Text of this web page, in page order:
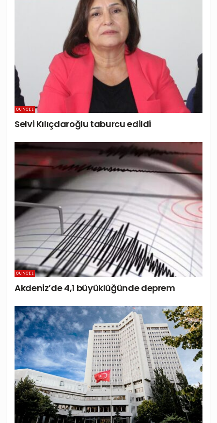
GÜNCEL
Selvi Kılıçdaroğlu taburcu edildi
GÜNCEL
Akdeniz’de 4,1 büyüklüğünde deprem